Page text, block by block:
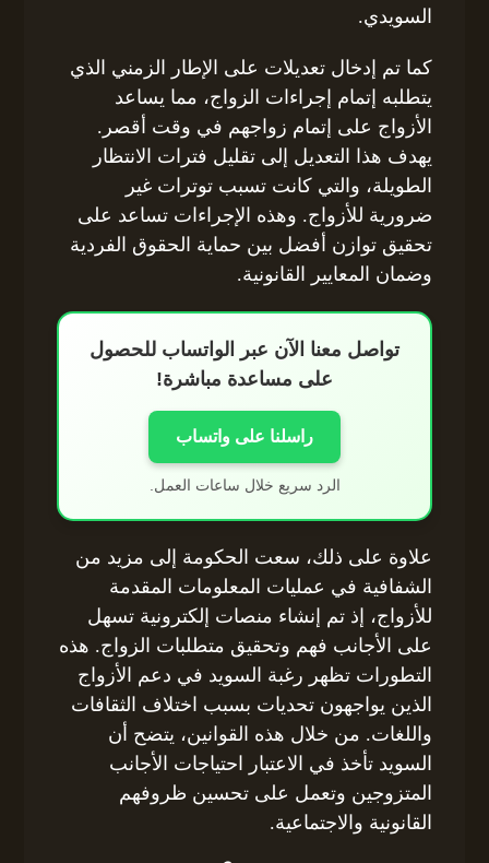
السويدي.
كما تم إدخال تعديلات على الإطار الزمني الذي
يتطلبه إتمام إجراءات الزواج، مما يساعد
الأزواج على إتمام زواجهم في وقت أقصر.
يهدف هذا التعديل إلى تقليل فترات الانتظار
الطويلة، والتي كانت تسبب توترات غير
ضرورية للأزواج. وهذه الإجراءات تساعد على
تحقيق توازن أفضل بين حماية الحقوق الفردية
وضمان المعايير القانونية.
تواصل معنا الآن عبر الواتساب للحصول
على مساعدة مباشرة!
راسلنا على واتساب
الرد سريع خلال ساعات العمل.
علاوة على ذلك، سعت الحكومة إلى مزيد من
الشفافية في عمليات المعلومات المقدمة
للأزواج، إذ تم إنشاء منصات إلكترونية تسهل
على الأجانب فهم وتحقيق متطلبات الزواج. هذه
التطورات تظهر رغبة السويد في دعم الأزواج
الذين يواجهون تحديات بسبب اختلاف الثقافات
واللغات. من خلال هذه القوانين، يتضح أن
السويد تأخذ في الاعتبار احتياجات الأجانب
المتزوجين وتعمل على تحسين ظروفهم
القانونية والاجتماعية.